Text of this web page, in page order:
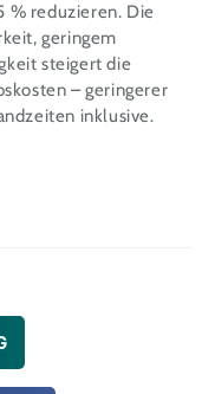
% reduzieren. Die
geringem
steigert die
– geringerer
inklusive.